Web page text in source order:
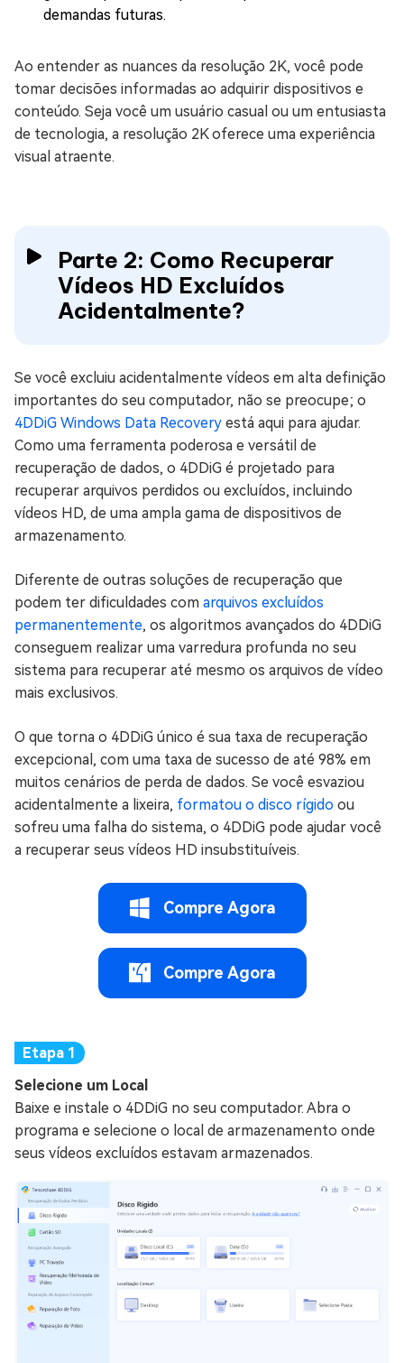
demandas futuras.
Ao entender as nuances da resolução 2K, você pode
tomar decisões informadas ao adquirir dispositivos e
conteúdo. Seja você um usuário casual ou um entusiasta
de tecnologia, a resolução 2K oferece uma experiência
visual atraente.
Parte 2: Como Recuperar
Vídeos HD Excluídos
Acidentalmente?
Se você excluiu acidentalmente vídeos em alta definição
importantes do seu computador, não se preocupe; o
4DDiG Windows Data Recovery está aqui para ajudar.
Como uma ferramenta poderosa e versátil de
recuperação de dados, o 4DDiG é projetado para
recuperar arquivos perdidos ou excluídos, incluindo
vídeos HD, de uma ampla gama de dispositivos de
armazenamento.
Diferente de outras soluções de recuperação que
podem ter dificuldades com arquivos excluídos
permanentemente, os algoritmos avançados do 4DDiG
conseguem realizar uma varredura profunda no seu
sistema para recuperar até mesmo os arquivos de vídeo
mais exclusivos.
O que torna o 4DDiG único é sua taxa de recuperação
excepcional, com uma taxa de sucesso de até 98% em
muitos cenários de perda de dados. Se você esvaziou
acidentalmente a lixeira, formatou o disco rígido ou
sofreu uma falha do sistema, o 4DDiG pode ajudar você
a recuperar seus vídeos HD insubstituíveis.
Compre Agora
Compre Agora
Selecione um Local
Baixe e instale o 4DDiG no seu computador. Abra o
programa e selecione o local de armazenamento onde
seus vídeos excluídos estavam armazenados.